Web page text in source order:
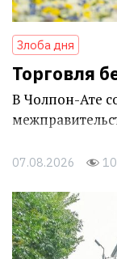
Злоба дня
Торговля
В Чолпон-Ате
07.08.2026